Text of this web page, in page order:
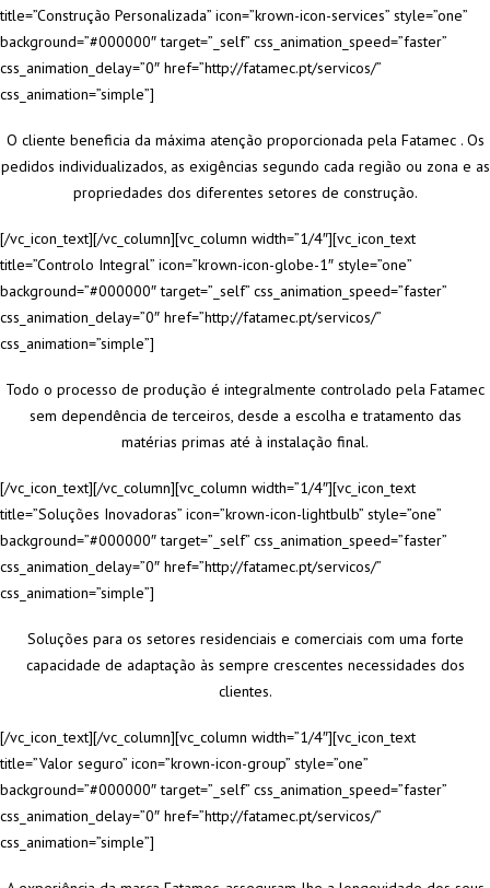
title=”Construção Personalizada” icon=”krown-icon-services” style=”one”
background=”#000000″ target=”_self” css_animation_speed=”faster”
css_animation_delay=”0″ href=”http://fatamec.pt/servicos/”
css_animation=”simple”]
O cliente beneficia da máxima atenção proporcionada pela Fatamec . Os
pedidos individualizados, as exigências segundo cada região ou zona e as
propriedades dos diferentes setores de construção.
[/vc_icon_text][/vc_column][vc_column width=”1/4″][vc_icon_text
title=”Controlo Integral” icon=”krown-icon-globe-1″ style=”one”
background=”#000000″ target=”_self” css_animation_speed=”faster”
css_animation_delay=”0″ href=”http://fatamec.pt/servicos/”
css_animation=”simple”]
Todo o processo de produção é integralmente controlado pela Fatamec
sem dependência de terceiros, desde a escolha e tratamento das
matérias primas até à instalação final.
[/vc_icon_text][/vc_column][vc_column width=”1/4″][vc_icon_text
title=”Soluções Inovadoras” icon=”krown-icon-lightbulb” style=”one”
background=”#000000″ target=”_self” css_animation_speed=”faster”
css_animation_delay=”0″ href=”http://fatamec.pt/servicos/”
css_animation=”simple”]
Soluções para os setores residenciais e comerciais com uma forte
capacidade de adaptação às sempre crescentes necessidades dos
clientes.
[/vc_icon_text][/vc_column][vc_column width=”1/4″][vc_icon_text
title=”Valor seguro” icon=”krown-icon-group” style=”one”
background=”#000000″ target=”_self” css_animation_speed=”faster”
css_animation_delay=”0″ href=”http://fatamec.pt/servicos/”
css_animation=”simple”]